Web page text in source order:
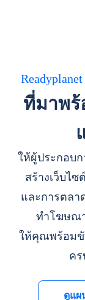
ที่มาพร้
ให้ผู้ประกอบก
สร้างเว็บไ
และการตลา
ทำโฆษณ
ให้คุณพร้อมขั
คร
ดูแผ